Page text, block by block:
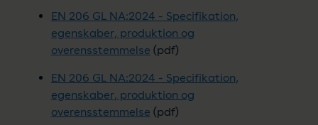
EN 206 GL NA:2024 - Specifikation,
egenskaber, produktion og
overensstemmelse (pdf)
EN 206 GL NA:2024 - Specifikation,
egenskaber, produktion og
overensstemmelse (pdf)